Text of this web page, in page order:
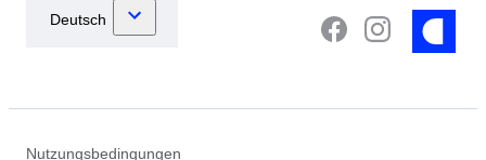
Nutzungsbedingungen